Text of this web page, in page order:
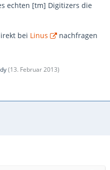
echten [tm] Digitizers die
bei Linus nachfragen
(13. Februar 2013)